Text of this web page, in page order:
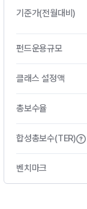
기준가(전월대비)
펀드운용규모
클래스 설정액
총보수율
합성총보수(TER)
벤치마크